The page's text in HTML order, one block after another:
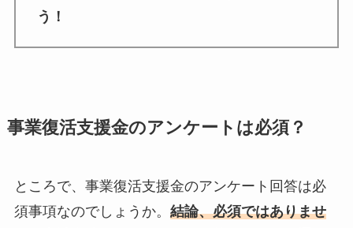
う！
事業復活支援金のアンケートは必須？
ところで、事業復活支援金のアンケート回答は必
須事項なのでしょうか。 結論、必須ではありませ